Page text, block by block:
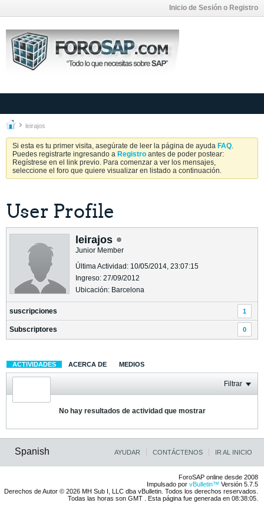
Inicio de Sesión o Registro
leirajos
Si esta es tu primer visita, asegúrate de leer la página de ayuda FAQ.
Puedes registrarte ingresando a Registro antes de poder postear:
Regístrese en el link previo. Para comenzar a ver los mensajes,
seleccione el foro que quiere visualizar en listado a continuación.
User Profile
leirajos
Junior Member
Última Actividad: 10/05/2014, 23:07:15
Ingreso: 27/09/2012
Ubicación: Barcelona
suscripciones 1
Subscriptores 0
ACTIVIDADES ACERCA DE MEDIOS
Filtrar
No hay resultados de actividad que mostrar
Spanish AYUDAR CONTÁCTENOS IR AL INICIO
ForoSAP online desde 2008
Impulsado por vBulletin™ Versión 5.7.5
Derechos de Autor © 2026 MH Sub I, LLC dba vBulletin. Todos los derechos reservados.
Todas las horas son GMT . Esta página fue generada en 08:38:05.